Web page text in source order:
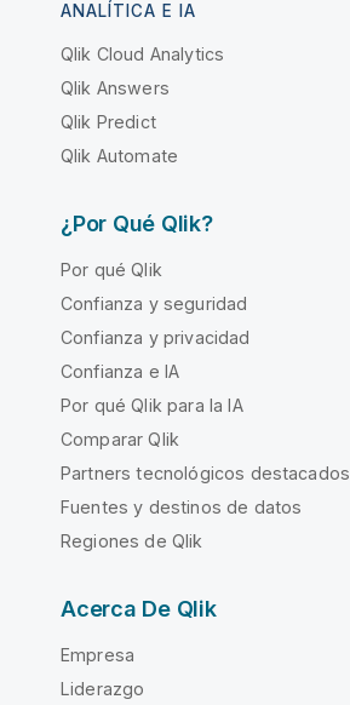
ANALÍTICA E IA
Qlik Cloud Analytics
Qlik Answers
Qlik Predict
Qlik Automate
¿Por Qué Qlik?
Por qué Qlik
Confianza y seguridad
Confianza y privacidad
Confianza e IA
Por qué Qlik para la IA
Comparar Qlik
Partners tecnológicos destacados
Fuentes y destinos de datos
Regiones de Qlik
Acerca De Qlik
Empresa
Liderazgo